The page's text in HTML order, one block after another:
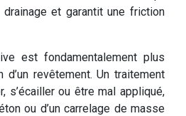
et garantit une friction
est fondamentalement plus
d’un revêtement. Un traitement
s’écailler ou être mal appliqué,
ou d’un carrelage de masse